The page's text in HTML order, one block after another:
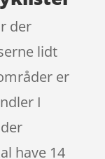
der
lidt
er
I
have 14